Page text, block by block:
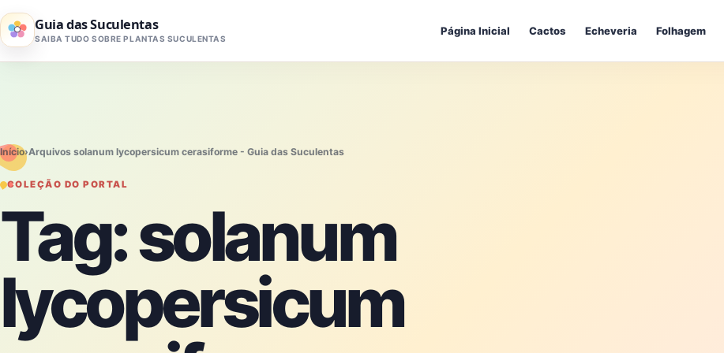
Pular para o conteúdo
Guia das Suculentas
SAIBA TUDO SOBRE PLANTAS SUCULENTAS
Página Inicial Cactos Echeveria Folhagem
Início›Arquivos solanum lycopersicum cerasiforme - Guia das Suculentas
COLEÇÃO DO PORTAL
Tag:solanum
lycopersicum